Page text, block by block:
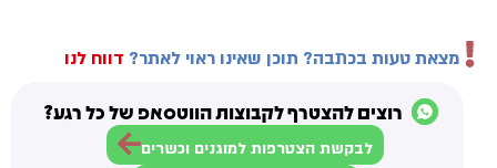
מצאת טעות בכתבה? תוכן שאינו ראוי לאתר? דווח לנו
רוצים להצטרף לקבוצות הווטסאפ של כל רגע?
לבקשת הצטרפות למוגנים וכשרים